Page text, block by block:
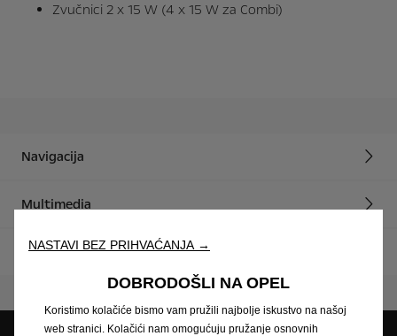
Zvučnici 2 x 15 W (4 x 15 W za Combi)
Navigacija
Multimedia
Radijski prijemnici
NASTAVI BEZ PRIHVAĆANJA →
DOBRODOŠLI NA OPEL
Koristimo kolačiće bismo vam pružili najbolje iskustvo na našoj
web stranici. Kolačići nam omogućuju pružanje osnovnih